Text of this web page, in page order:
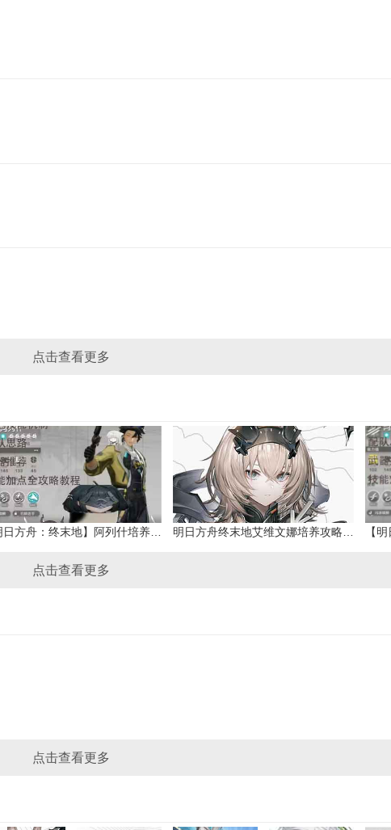
点击查看更多
【明日方舟：终末地】阿列什培养攻略 明日方舟终末地艾维文娜培养攻略一图流
点击查看更多
点击查看更多